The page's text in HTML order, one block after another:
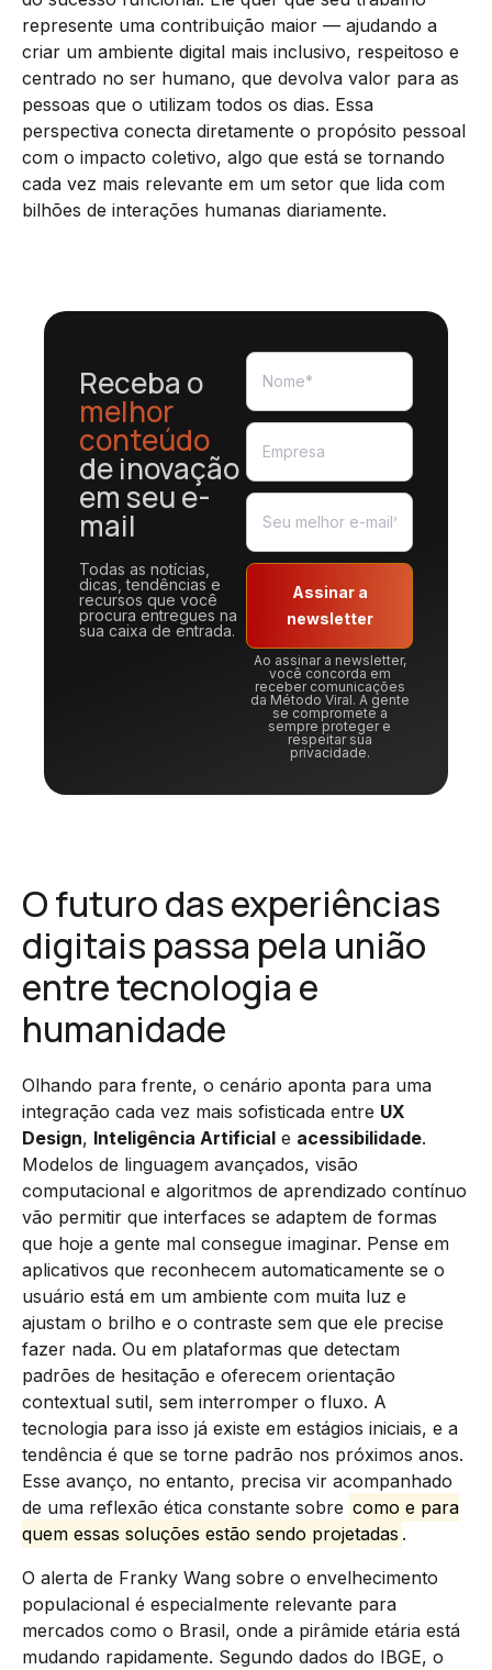
represente uma contribuição maior — ajudando a
criar um ambiente digital mais inclusivo, respeitoso e
centrado no ser humano, que devolva valor para as
pessoas que o utilizam todos os dias. Essa
perspectiva conecta diretamente o propósito pessoal
com o impacto coletivo, algo que está se tornando
cada vez mais relevante em um setor que lida com
bilhões de interações humanas diariamente.
Receba o
melhor
conteúdo
de inovação
em seu e-
mail
Todas as notícias,
dicas, tendências e
recursos que você
procura entregues na
sua caixa de entrada.
Assinar a
newsletter
Ao assinar a newsletter,
você concorda em
receber comunicações
da Método Viral. A gente
se compromete a
sempre proteger e
respeitar sua
privacidade.
O futuro das experiências
digitais passa pela união
entre tecnologia e
humanidade
Olhando para frente, o cenário aponta para uma
integração cada vez mais sofisticada entre UX
Design, Inteligência Artificial e acessibilidade.
Modelos de linguagem avançados, visão
computacional e algoritmos de aprendizado contínuo
vão permitir que interfaces se adaptem de formas
que hoje a gente mal consegue imaginar. Pense em
aplicativos que reconhecem automaticamente se o
usuário está em um ambiente com muita luz e
ajustam o brilho e o contraste sem que ele precise
fazer nada. Ou em plataformas que detectam
padrões de hesitação e oferecem orientação
contextual sutil, sem interromper o fluxo. A
tecnologia para isso já existe em estágios iniciais, e a
tendência é que se torne padrão nos próximos anos.
Esse avanço, no entanto, precisa vir acompanhado
de uma reflexão ética constante sobre como e para
quem essas soluções estão sendo projetadas .
O alerta de Franky Wang sobre o envelhecimento
populacional é especialmente relevante para
mercados como o Brasil, onde a pirâmide etária está
mudando rapidamente. Segundo dados do IBGE, o